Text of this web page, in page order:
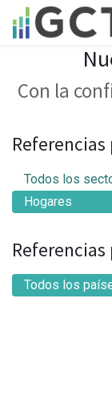
Con la
Todos los
Hogares
Referencias
Todos los